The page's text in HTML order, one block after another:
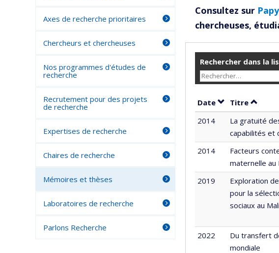
Consultez sur
chercheuses,
Rechercher dans la
Date Trier par date
Titre Trier
2014
La gratuité
capabilités et
2014
Facteurs
maternelle au
2019
Exploration
pour la
sociaux au Mali
2022
Du transfert
mondiale
Axes de recherche prioritaires
Chercheurs et chercheuses
Nos programmes d'études de
recherche
Recrutement pour des projets
de recherche
Expertises de recherche
Chaires de recherche
Mémoires et thèses
Laboratoires de recherche
Parlons Recherche